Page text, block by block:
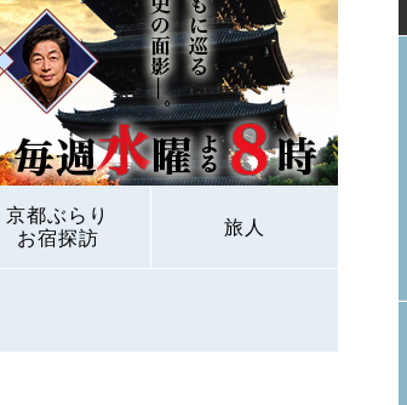
京都ぶらり
お宿探訪
旅人